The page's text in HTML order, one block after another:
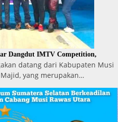
Dangdut IMTV Competition,
datang dari Kabupaten Musi
yang merupakan…